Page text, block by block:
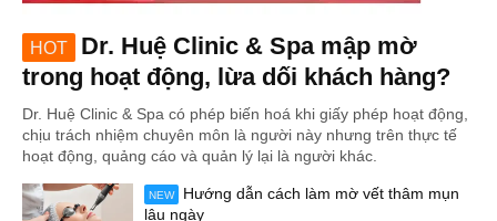
HOT
Dr. Huệ Clinic & Spa mập mờ
trong hoạt động, lừa dối khách hàng?
Dr. Huệ Clinic & Spa có phép biến hoá khi giấy phép hoạt động,
chịu trách nhiệm chuyên môn là người này nhưng trên thực tế
hoạt động, quảng cáo và quản lý lại là người khác.
NEW
Hướng dẫn cách làm mờ vết thâm mụn
lâu ngày